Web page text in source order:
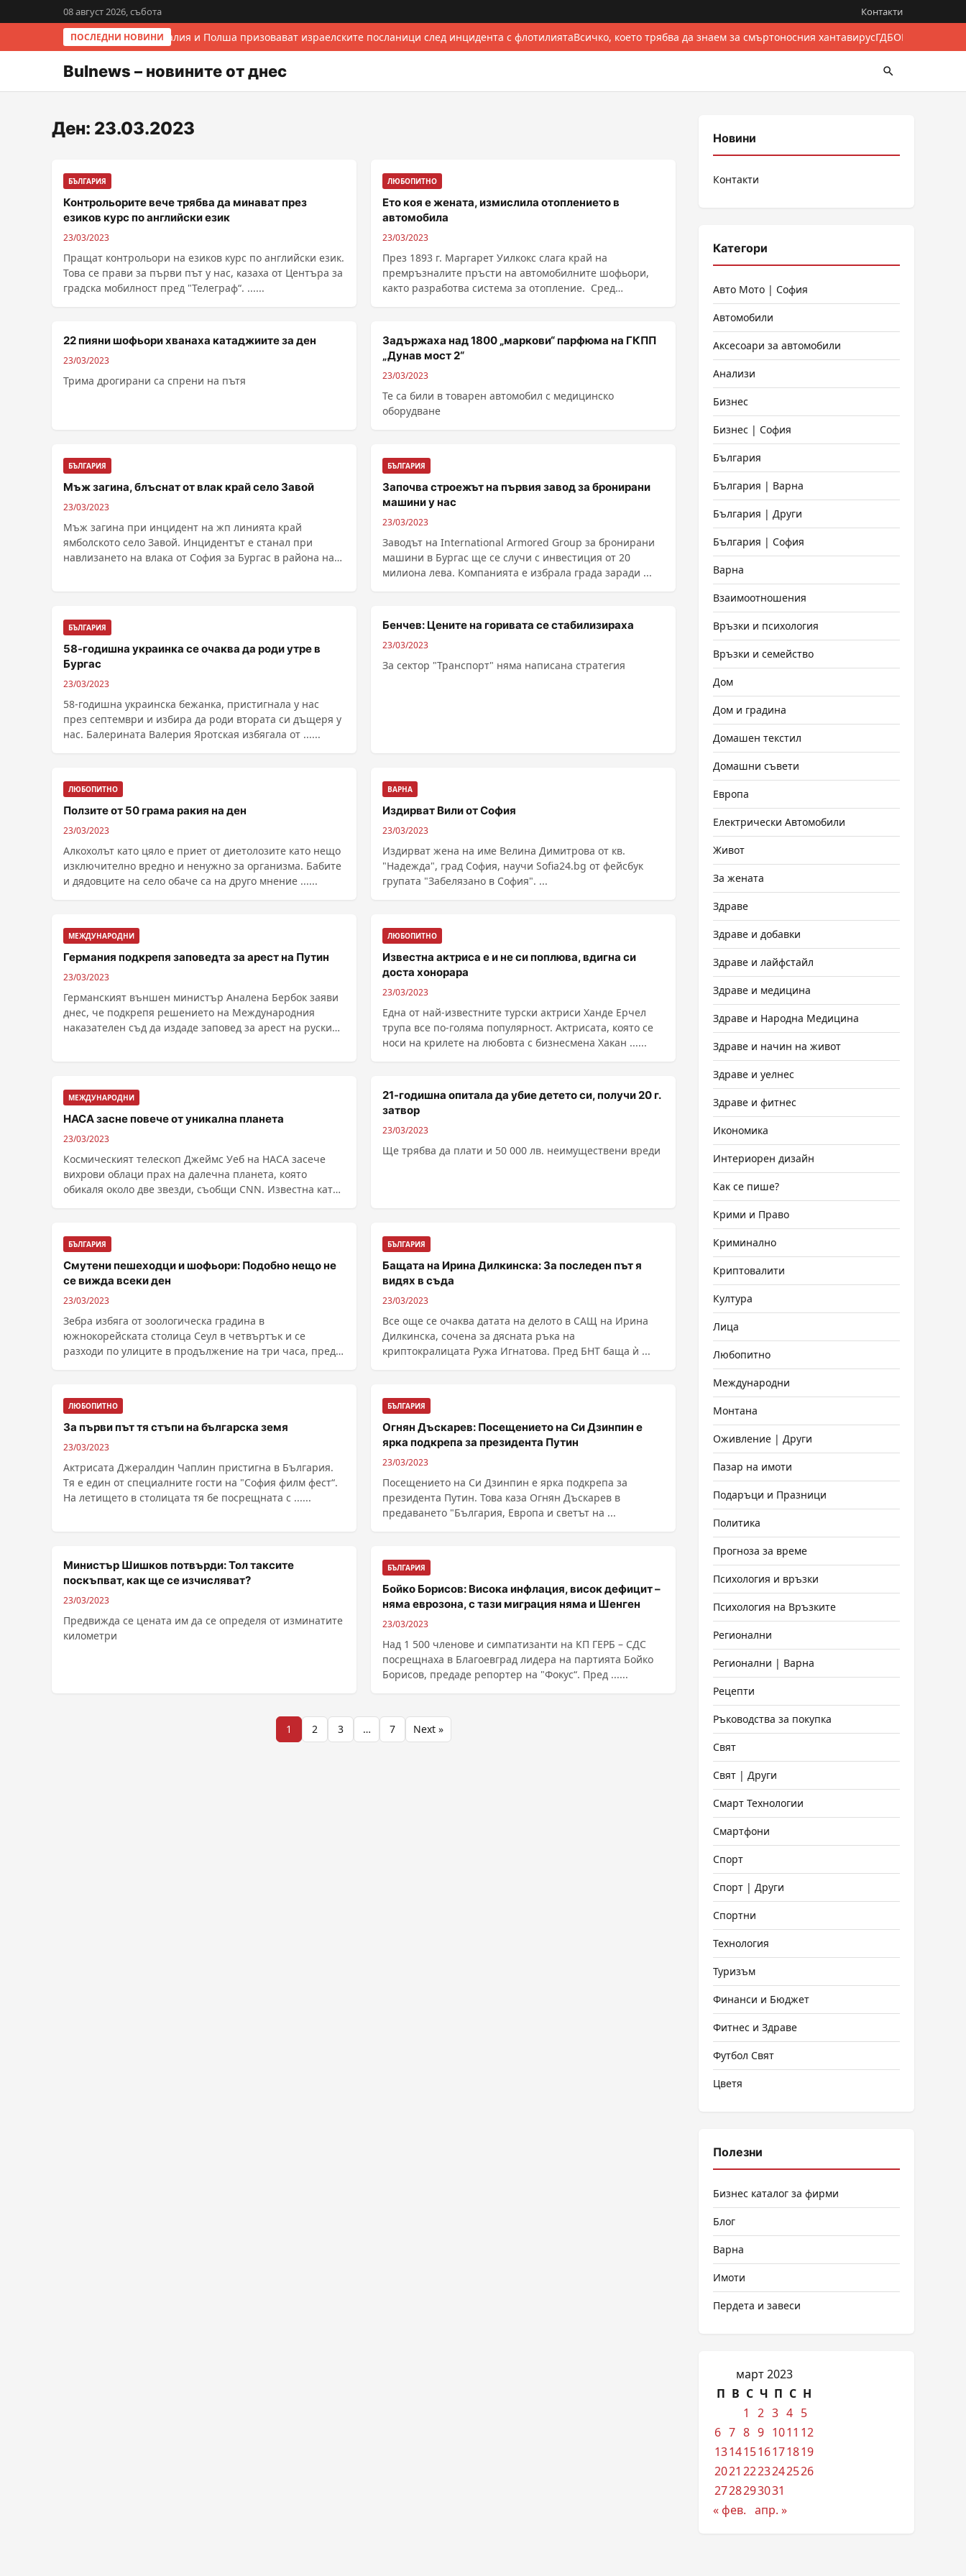
08 август 2026, събота Контакти
ПОСЛЕДНИ НОВИНИИталия и Полша призовават израелските посланици след инцидента с флотилиятаВсичко, което трябва да знаем за смъртоносния хантавирусГДБОП разби
Bulnews – новините от днес
Ден: 23.03.2023
БЪЛГАРИЯ
Контрольорите вече трябва да минават през
езиков курс по английски език
23/03/2023
Пращат контрольори на езиков курс по английски език.
Това се прави за първи път у нас, казаха от Центъра за
градска мобилност пред "Телеграф“. ......
ЛЮБОПИТНО
Ето коя е жената, измислила отоплението в
автомобила
23/03/2023
През 1893 г. Маргарет Уилкокс слага край на
премръзналите пръсти на автомобилните шофьори,
както разработва система за отопление. Сред
22 пияни шофьори хванаха катаджиите за ден
23/03/2023
Трима дрогирани са спрени на пътя
Задържаха над 1800 „маркови“ парфюма на ГКПП
„Дунав мост 2“
23/03/2023
Те са били в товарен автомобил с медицинско
оборудване
БЪЛГАРИЯ
Мъж загина, блъснат от влак край село Завой
23/03/2023
Мъж загина при инцидент на жп линията край
ямболското село Завой. Инцидентът е станал при
навлизането на влака от София за Бургас в района на
БЪЛГАРИЯ
Започва строежът на първия завод за бронирани
машини у нас
23/03/2023
Заводът на International Armored Group за бронирани
машини в Бургас ще се случи с инвестиция от 20
милиона лева. Компанията е избрала града заради ...
БЪЛГАРИЯ
58-годишна украинка се очаква да роди утре в
Бургас
23/03/2023
58-годишна украинска бежанка, пристигнала у нас
през септември и избира да роди втората си дъщеря у
нас. Балерината Валерия Яротская избягала от ......
Бенчев: Цените на горивата се стабилизираха
23/03/2023
За сектор "Транспорт" няма написана стратегия
ЛЮБОПИТНО
Ползите от 50 грама ракия на ден
23/03/2023
Алкохолът като цяло е приет от диетолозите като нещо
изключително вредно и ненужно за организма. Бабите
и дядовците на село обаче са на друго мнение ......
ВАРНА
Издирват Вили от София
23/03/2023
Издирват жена на име Велина Димитрова от кв.
"Надежда", град София, научи Sofia24.bg от фейсбук
групата "Забелязано в София". ...
МЕЖДУНАРОДНИ
Германия подкрепя заповедта за арест на Путин
23/03/2023
Германският външен министър Аналена Бербок заяви
днес, че подкрепя решението на Международния
наказателен съд да издаде заповед за арест на руския
ЛЮБОПИТНО
Известна актриса е и не си поплюва, вдигна си
доста хонорара
23/03/2023
Eдна от най-известните турски актриси Ханде Ерчел
трупа все по-голяма популярност. Актрисата, която се
носи на крилете на любовта с бизнесмена Хакан ......
МЕЖДУНАРОДНИ
НАСА засне повече от уникална планета
23/03/2023
Космическият телескоп Джеймс Уеб на НАСА засече
вихрови облаци прах на далечна планета, която
обикаля около две звезди, съобщи CNN. Известна като
21-годишна опитала да убие детето си, получи 20 г.
затвор
23/03/2023
Ще трябва да плати и 50 000 лв. неимуществени вреди
БЪЛГАРИЯ
Смутени пешеходци и шофьори: Подобно нещо не
се вижда всеки ден
23/03/2023
Зебра избяга от зоологическа градина в
южнокорейската столица Сеул в четвъртък и се
разходи по улиците в продължение на три часа, преди
БЪЛГАРИЯ
Бащата на Ирина Дилкинска: За последен път я
видях в съда
23/03/2023
Все още се очаква датата на делото в САЩ на Ирина
Дилкинска, сочена за дясната ръка на
криптокралицата Ружа Игнатова. Пред БНТ баща ѝ ...
ЛЮБОПИТНО
За първи път тя стъпи на българска земя
23/03/2023
Актрисата Джералдин Чаплин пристигна в България.
Тя е един от специалните гости на "София филм фест“.
На летището в столицата тя бе посрещната с ......
БЪЛГАРИЯ
Огнян Дъскарев: Посещението на Си Дзинпин е
ярка подкрепа за президента Путин
23/03/2023
Посещението на Си Дзинпин е ярка подкрепа за
президента Путин. Това каза Огнян Дъскарев в
предаването "България, Европа и светът на ...
Министър Шишков потвърди: Тол таксите
поскъпват, как ще се изчисляват?
23/03/2023
Предвижда се цената им да се определя от изминатите
километри
БЪЛГАРИЯ
Бойко Борисов: Висока инфлация, висок дефицит –
няма еврозона, с тази миграция няма и Шенген
23/03/2023
Над 1 500 членове и симпатизанти на КП ГЕРБ – СДС
посрещнаха в Благоевград лидера на партията Бойко
Борисов, предаде репортер на "Фокус“. Пред ......
1 2 3 … 7 Next »
Новини
Контакти
Категори
Авто Мото | София
Автомобили
Аксесоари за автомобили
Анализи
Бизнес
Бизнес | София
България
България | Варна
България | Други
България | София
Варна
Взаимоотношения
Връзки и психология
Връзки и семейство
Дом
Дом и градина
Домашен текстил
Домашни съвети
Европа
Електрически Автомобили
Живот
За жената
Здраве
Здраве и добавки
Здраве и лайфстайл
Здраве и медицина
Здраве и Народна Медицина
Здраве и начин на живот
Здраве и уелнес
Здраве и фитнес
Икономика
Интериорен дизайн
Как се пише?
Крими и Право
Криминално
Криптовалити
Култура
Лица
Любопитно
Международни
Монтана
Оживление | Други
Пазар на имоти
Подаръци и Празници
Политика
Прогноза за време
Психология и връзки
Психология на Връзките
Регионални
Регионални | Варна
Рецепти
Ръководства за покупка
Свят
Свят | Други
Смарт Технологии
Смартфони
Спорт
Спорт | Други
Спортни
Технология
Туризъм
Финанси и Бюджет
Фитнес и Здраве
Футбол Свят
Цветя
Полезни
Бизнес каталог за фирми
Блог
Варна
Имоти
Пердета и завеси
март 2023
П В С Ч П С Н
1
2 3 4 5
6 7 8 9 1011 12
13141516171819
2021 2223242526
2728293031
« фев. апр. »